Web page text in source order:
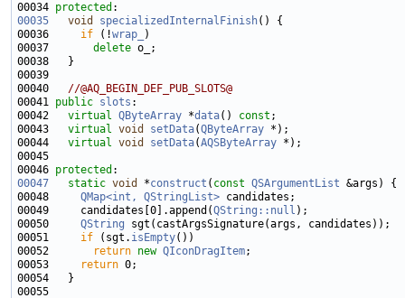
00034 protected
00035
void specializedInternalFinish
00036 if (!wrap_
00037 delete
00040 //@AQ_BEGIN_DEF_PUB_SLOTS@
00041 public slots
00042 virtual QByteArray *data() const
00043 virtual void setData(QByteArray
00044 virtual void setData(AQSByteArray
00046 protected
00047
static void *construct ( const QSArgumentList
00048 QMap<int, QStringList>
00049     candidates[0].append(QString::null
00050 QString
00051 if (sgt. isEmpty
00052
return new QIconDragItem
00053
return